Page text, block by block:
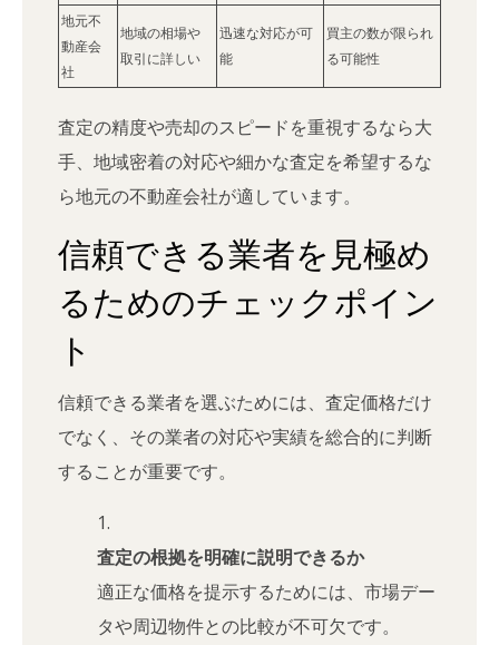
地元不
動産会
社
地域の相場や
取引に詳しい
迅速な対応が可
能
買主の数が限られ
る可能性
査定の精度や売却のスピードを重視するなら大
手、地域密着の対応や細かな査定を希望するな
ら地元の不動産会社が適しています。
信頼できる業者を見極め
るためのチェックポイン
ト
信頼できる業者を選ぶためには、査定価格だけ
でなく、その業者の対応や実績を総合的に判断
することが重要です。
査定の根拠を明確に説明できるか
適正な価格を提示するためには、市場デー
タや周辺物件との比較が不可欠です。